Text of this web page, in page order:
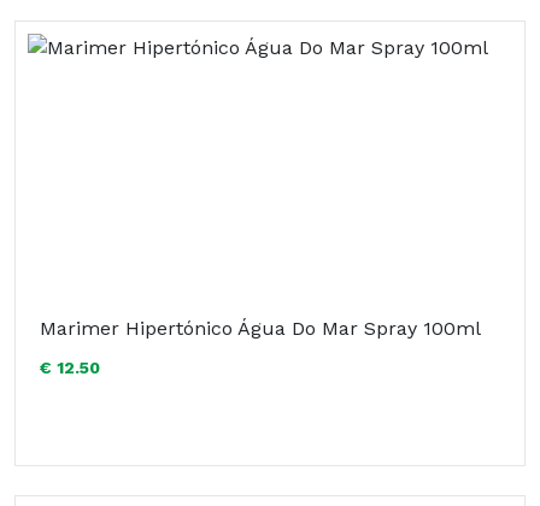
Marimer Hipertónico Água Do Mar Spray 100ml
€ 12.50